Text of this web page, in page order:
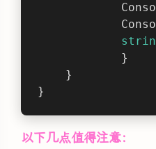
    }
}
以下几点值得注意：